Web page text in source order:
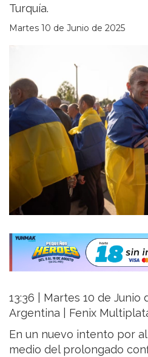
Turquía.
Martes 10 de Junio de 2025
13:36 | Martes 10 de Junio
Argentina | Fenix
En un nuevo intento por
medio del prolongado